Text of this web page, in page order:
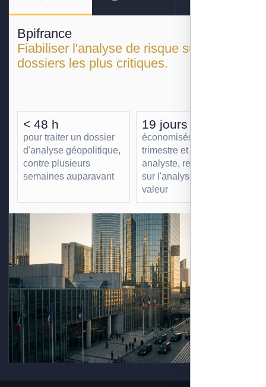
Bpifrance
Fiabiliser l'analyse de risque sur les
dossiers les plus critiques.
< 48 h
pour traiter un dossier
d'analyse géopolitique,
contre plusieurs
semaines auparavant
19 jours
économisés par
trimestre et par
analyste, redéployés
sur l'analyse à forte
valeur